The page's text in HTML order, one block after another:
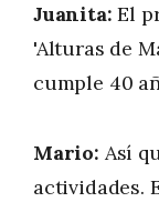
Juanita: El
'Alturas de
cumple 40
Mario: Así
actividades.